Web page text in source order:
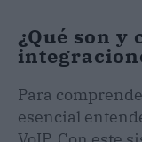
¿Qué son y
Para
esencial